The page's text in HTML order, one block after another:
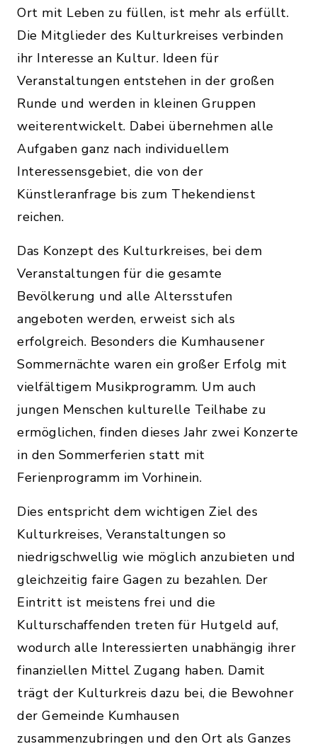
Ort mit Leben zu füllen, ist mehr als erfüllt.
Die Mitglieder des Kulturkreises verbinden
ihr Interesse an Kultur. Ideen für
Veranstaltungen entstehen in der großen
Runde und werden in kleinen Gruppen
weiterentwickelt. Dabei übernehmen alle
Aufgaben ganz nach individuellem
Interessensgebiet, die von der
Künstleranfrage bis zum Thekendienst
reichen.
Das Konzept des Kulturkreises, bei dem
Veranstaltungen für die gesamte
Bevölkerung und alle Altersstufen
angeboten werden, erweist sich als
erfolgreich. Besonders die Kumhausener
Sommernächte waren ein großer Erfolg mit
vielfältigem Musikprogramm. Um auch
jungen Menschen kulturelle Teilhabe zu
ermöglichen, finden dieses Jahr zwei Konzerte
in den Sommerferien statt mit
Ferienprogramm im Vorhinein.
Dies entspricht dem wichtigen Ziel des
Kulturkreises, Veranstaltungen so
niedrigschwellig wie möglich anzubieten und
gleichzeitig faire Gagen zu bezahlen. Der
Eintritt ist meistens frei und die
Kulturschaffenden treten für Hutgeld auf,
wodurch alle Interessierten unabhängig ihrer
finanziellen Mittel Zugang haben. Damit
trägt der Kulturkreis dazu bei, die Bewohner
der Gemeinde Kumhausen
zusammenzubringen und den Ort als Ganzes